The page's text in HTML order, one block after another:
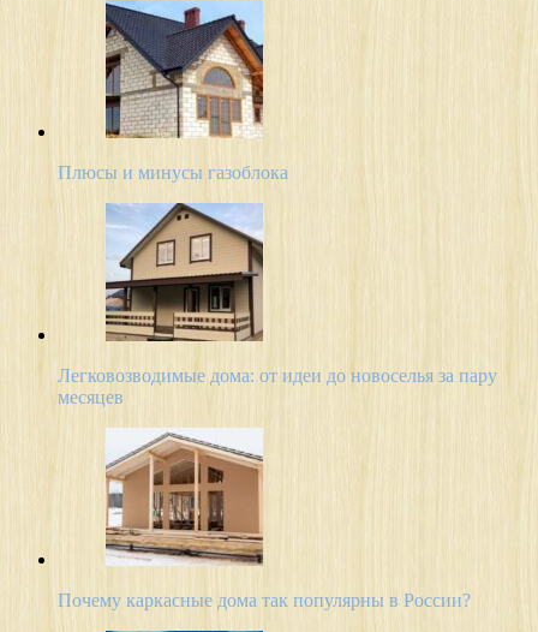
Плюсы и минусы газоблока
Легковозводимые дома: от идеи до новоселья за пару
месяцев
Почему каркасные дома так популярны в России?